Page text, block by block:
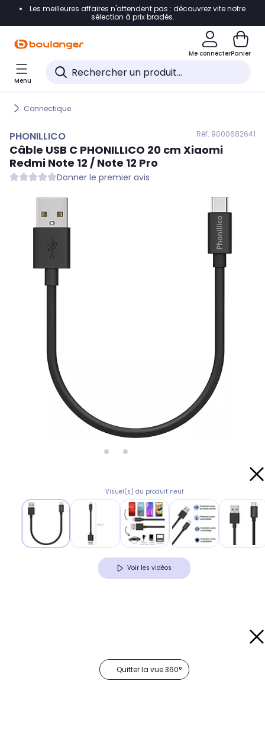
Accéder directement à la navigation
Accéder directement au pied de page
Accéder directement au chatbot
Les meilleures affaires n'attendent pas : découvrez vite notre
sélection à prix bradés.
Me connecterPanier
Menu
Connectique
PHONILLICO Réf. 9000682641
Câble USB C PHONILLICO 20 cm Xiaomi
Redmi Note 12 / Note 12 Pro
Donner le premier avis
Visuel(s) du produit neuf
Voir les vidéos
Quitter la vue 360°